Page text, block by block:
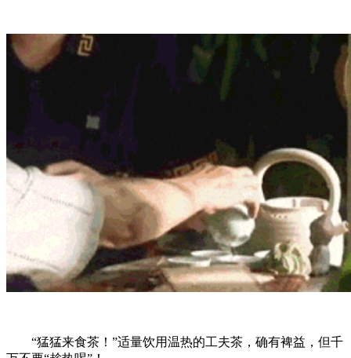
“猛猛来食茶！”适量饮用温热的工夫茶，确有裨益，但千